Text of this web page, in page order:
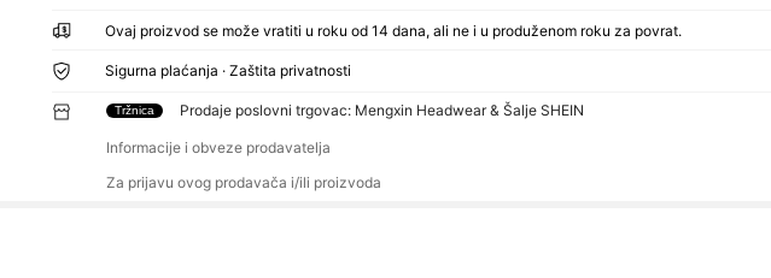
Ovaj proizvod se može vratiti u roku od 14 dana, ali ne i u produženom roku za povrat.
Sigurna plaćanja · Zaštita privatnosti
Tržnica Prodaje poslovni trgovac: Mengxin Headwear & Šalje SHEIN
Informacije i obveze prodavatelja
Za prijavu ovog prodavača i/ili proizvoda